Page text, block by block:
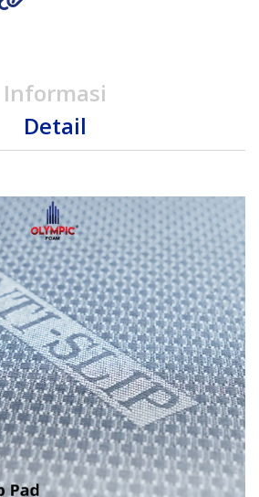
Informasi
Detail